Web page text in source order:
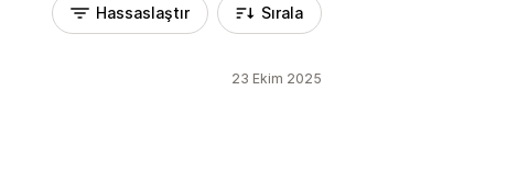
Hassaslaştır Sırala
23 Ekim 2025